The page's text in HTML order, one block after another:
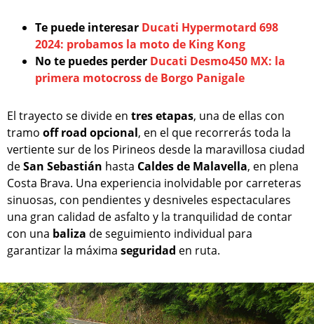
Te puede interesar Ducati Hypermotard 698
2024: probamos la moto de King Kong
No te puedes perder Ducati Desmo450 MX: la
primera motocross de Borgo Panigale
El trayecto se divide en tres etapas, una de ellas con
tramo off road opcional, en el que recorrerás toda la
vertiente sur de los Pirineos desde la maravillosa ciudad
deSan Sebastián hasta Caldes de Malavella, en plena
Costa Brava. Una experiencia inolvidable por carreteras
sinuosas, con pendientes y desniveles espectaculares
una gran calidad de asfalto y la tranquilidad de contar
con una baliza de seguimiento individual para
garantizar la máxima seguridad en ruta.